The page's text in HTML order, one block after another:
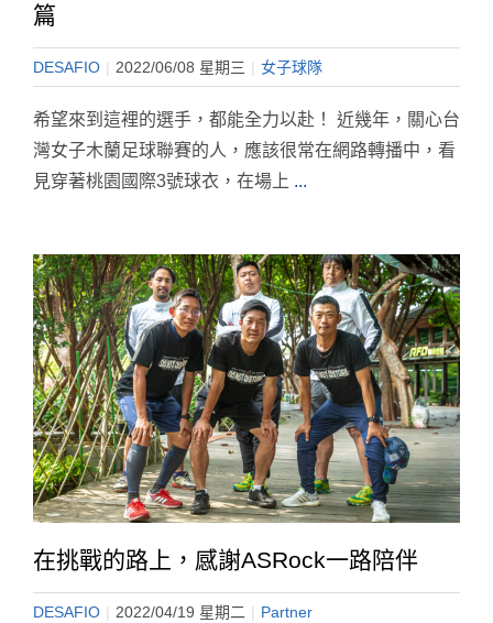
篇
DESAFIO | 2022/06/08 星期三 | 女子球隊
希望來到這裡的選手，都能全力以赴！ 近幾年，關心台
灣女子木蘭足球聯賽的人，應該很常在網路轉播中，看
見穿著桃園國際3號球衣，在場上 ...
在挑戰的路上，感謝ASRock一路陪伴
DESAFIO | 2022/04/19 星期二 | Partner